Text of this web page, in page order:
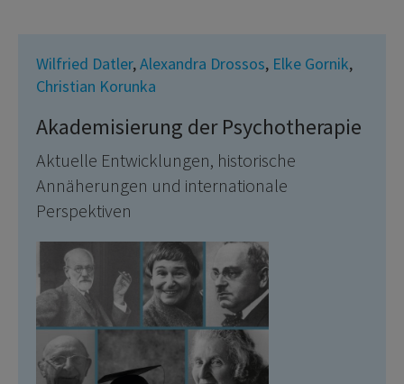
Wilfried Datler,Alexandra Drossos, Elke Gornik,
Christian Korunka
Akademisierung der Psychotherapie
Aktuelle Entwicklungen, historische
Annäherungen und internationale
Perspektiven